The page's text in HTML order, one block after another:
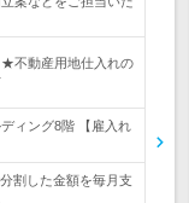
★不動産用地仕入れの
ィング8階 【雇入れ
割した金額を毎月支